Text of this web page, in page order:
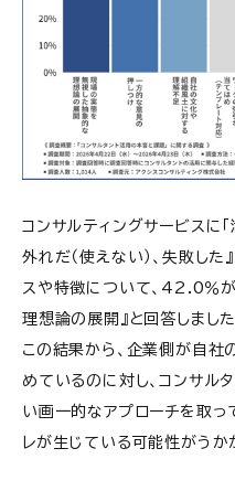
コンサルティングサービスに
外れだ（使えない）、失敗した
スや特徴について、42.0％
理想論の展開』と回答しました
この結果から、企業側が自
めているのに対し、コンサル
い画一的なアプローチを取っ
レが生じている可能性がうか